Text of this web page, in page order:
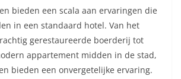
bieden een scala aan ervaringen die
in een standaard hotel. Van het
gerestaureerde boerderij tot
appartement midden in de stad,
bieden een onvergetelijke ervaring.